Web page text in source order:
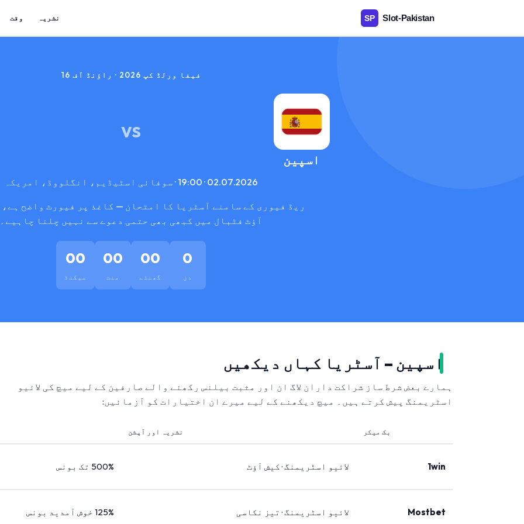
نشریہ وقت
فیفا ورلڈ کپ 2026 · راؤنڈ آف 16
اسپین
VS
02.07.2026 · 19:00 · سوفائی اسٹیڈیم، انگلووڈ، امریکہ
ریڈ فیوری کے سامنے آسٹریا کا امتحان — کاغذ پر فیورٹ واضح
آؤٹ فٹبال میں کبھی بھی حتمی دعوے سے نہیں چلنا چاہیے۔
0
دن
00
گھنٹے
00
منٹ
00
سیکنڈ
اسپین – آسٹریا کہاں دیکھیں
ہمارے بعض شرط ساز شراکت داران لاگ ان اور مثبت بیلنس رکھنے والے صارفین کے لیے میچ کی لائیو
اسٹریمنگ پیش کرتے ہیں۔ میچ دیکھنے کے لیے میرے ان اختیارات کو آزمائیں:
بک میکر نشریہ اور آپشن
1win لائیو اسٹریمنگ · کیش آؤٹ 500% تک بونس
Mostbet لائیو اسٹریمنگ · تیز نکاسی 125% خوش آمدید بونس